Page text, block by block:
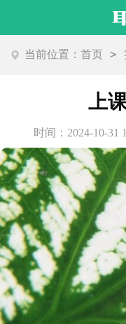
当前位置：首页 >
上
时间：2024-10-31